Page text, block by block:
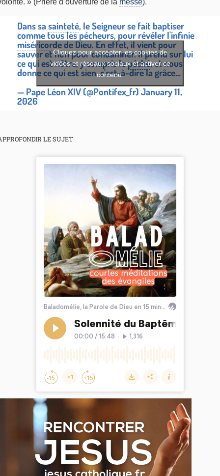
» (Prière d’ouverture de la messe).
Dans sasainteté, le Seigneur se fait baptiser
comme tous les pécheurs, pour révéler l'infinie
miséricordede Dieu. En effet, il vient pour
sauver et non pour condamner. Il prend sur lui
ce qui est nôtre, y compris lepéché, et nous
donne ce qui est sien, c'est-à-dire la grâce…
— Pape Léon XIV (@Pontifex_fr) January 11,
2026
Cliquez pour accepter les cookies de
vidéos et réseaux sociaux et activer ce
contenu.
LE SUJET